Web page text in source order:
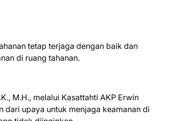
tetap terjaga dengan baik dan
di ruang tahanan.
M.H., melalui Kasattahti AKP Erwin
upaya untuk menjaga keamanan di